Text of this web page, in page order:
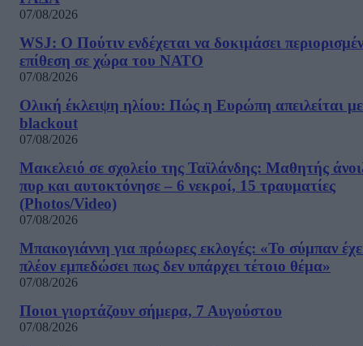
07/08/2026
WSJ: Ο Πούτιν ενδέχεται να δοκιμάσει
επίθεση σε χώρα του ΝΑΤΟ
07/08/2026
Ολική έκλειψη ηλίου: Πώς η Ευρώπη απειλείται με
blackout
07/08/2026
Μακελειό σε σχολείο της Ταϊλάνδης: Μαθητής
πυρ και αυτοκτόνησε – 6 νεκροί, 15 τραυματίες
(Photos/Video)
07/08/2026
Μπακογιάννη για πρόωρες εκλογές: «Το σύμπαν
πλέον εμπεδώσει πως δεν υπάρχει τέτοιο θέμα»
07/08/2026
Ποιοι γιορτάζουν σήμερα, 7 Αυγούστου
07/08/2026